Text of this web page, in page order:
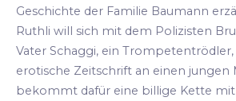
Geschichte der Familie Baumann
Ruthli will sich mit dem Polizisten
Vater Schaggi, ein
erotische Zeitschrift an einen jungen
bekommt dafür eine billige Kette mit